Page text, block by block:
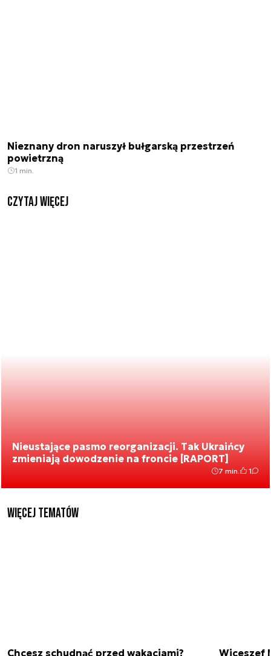
Nieznany dron naruszył bułgarską przestrzeń
powietrzną
1 min.
czytaj więcej
Nieustające pasmo reorganizacji. Tak Ukraińcy
zmieniają dowodzenie na froncie [RAPORT]
7 min. 1
Więcej tematów
Chcesz schudnąć przed wakacjami?
Wiceszef